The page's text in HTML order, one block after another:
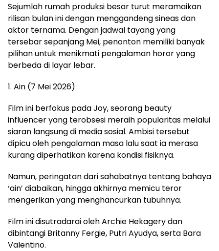
Sejumlah rumah produksi besar turut meramaikan
rilisan bulan ini dengan menggandeng sineas dan
aktor ternama. Dengan jadwal tayang yang
tersebar sepanjang Mei, penonton memiliki banyak
pilihan untuk menikmati pengalaman horor yang
berbeda di layar lebar.
1. Ain (7 Mei 2026)
Film ini berfokus pada Joy, seorang beauty
influencer yang terobsesi meraih popularitas melalui
siaran langsung di media sosial. Ambisi tersebut
dipicu oleh pengalaman masa lalu saat ia merasa
kurang diperhatikan karena kondisi fisiknya.
Namun, peringatan dari sahabatnya tentang bahaya
‘ain’ diabaikan, hingga akhirnya memicu teror
mengerikan yang menghancurkan tubuhnya.
Film ini disutradarai oleh Archie Hekagery dan
dibintangi Britanny Fergie, Putri Ayudya, serta Bara
Valentino.